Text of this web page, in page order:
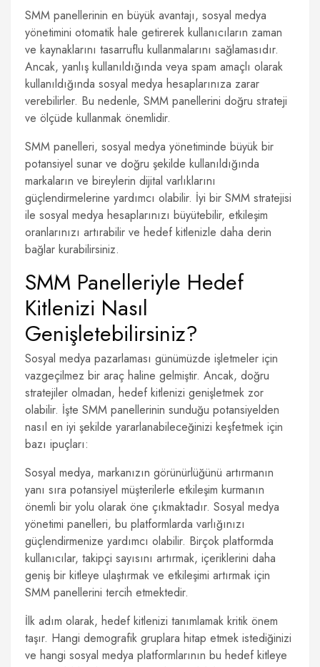
SMM panellerinin en büyük avantajı, sosyal medya
yönetimini otomatik hale getirerek kullanıcıların zaman
ve kaynaklarını tasarruflu kullanmalarını sağlamasıdır.
Ancak, yanlış kullanıldığında veya spam amaçlı olarak
kullanıldığında sosyal medya hesaplarınıza zarar
verebilirler. Bu nedenle, SMM panellerini doğru strateji
ve ölçüde kullanmak önemlidir.
SMM panelleri, sosyal medya yönetiminde büyük bir
potansiyel sunar ve doğru şekilde kullanıldığında
markaların ve bireylerin dijital varlıklarını
güçlendirmelerine yardımcı olabilir. İyi bir SMM stratejisi
ile sosyal medya hesaplarınızı büyütebilir, etkileşim
oranlarınızı artırabilir ve hedef kitlenizle daha derin
bağlar kurabilirsiniz.
SMM Panelleriyle Hedef
Kitlenizi Nasıl
Genişletebilirsiniz?
Sosyal medya pazarlaması günümüzde işletmeler için
vazgeçilmez bir araç haline gelmiştir. Ancak, doğru
stratejiler olmadan, hedef kitlenizi genişletmek zor
olabilir. İşte SMM panellerinin sunduğu potansiyelden
nasıl en iyi şekilde yararlanabileceğinizi keşfetmek için
bazı ipuçları:
Sosyal medya, markanızın görünürlüğünü artırmanın
yanı sıra potansiyel müşterilerle etkileşim kurmanın
önemli bir yolu olarak öne çıkmaktadır. Sosyal medya
yönetimi panelleri, bu platformlarda varlığınızı
güçlendirmenize yardımcı olabilir. Birçok platformda
kullanıcılar, takipçi sayısını artırmak, içeriklerini daha
geniş bir kitleye ulaştırmak ve etkileşimi artırmak için
SMM panellerini tercih etmektedir.
İlk adım olarak, hedef kitlenizi tanımlamak kritik önem
taşır. Hangi demografik gruplara hitap etmek istediğinizi
ve hangi sosyal medya platformlarının bu hedef kitleye